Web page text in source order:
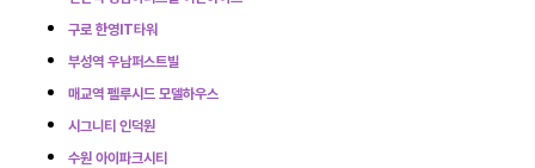
구로 한영IT타워
부성역 우남퍼스트빌
매교역 펠루시드 모델하우스
시그니티 인덕원
수원 아이파크시티